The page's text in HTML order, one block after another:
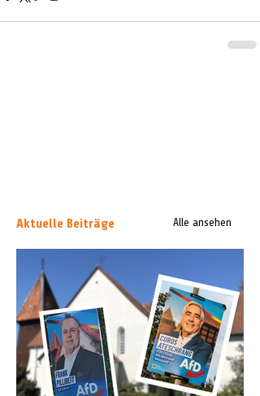
Aktuelle Beiträge Alle ansehen